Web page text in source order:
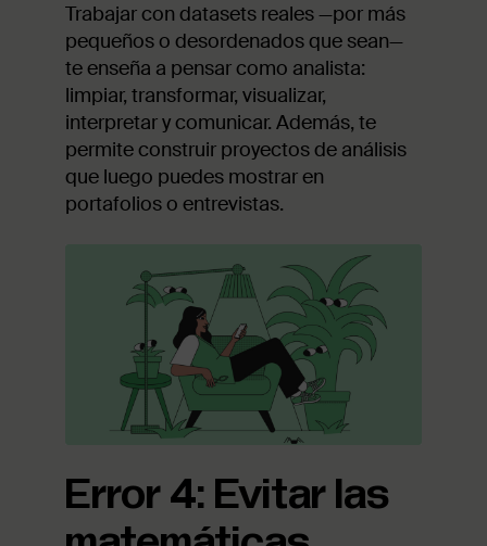
Trabajar con datasets reales —por más
pequeños o desordenados que sean—
te enseña a pensar como analista:
limpiar, transformar, visualizar,
interpretar y comunicar. Además, te
permite construir proyectos de análisis
que luego puedes mostrar en
portafolios o entrevistas.
Error 4: Evitar las